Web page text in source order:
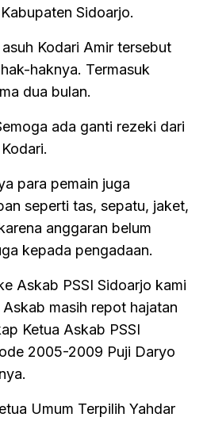
Sidoarjo.
Kodari Amir tersebut
haknya. Termasuk
dua bulan.
ada ganti rezeki dari
para pemain juga
seperti tas, sepatu, jaket,
anggaran belum
kepada pengadaan.
Askab PSSI Sidoarjo kami
masih repot hajatan
Ketua Askab PSSI
2005-2009 Puji Daryo
Umum Terpilih Yahdar